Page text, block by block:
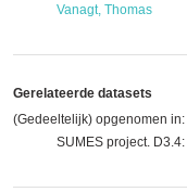
Vanagt, Thomas
Gerelateerde datasets
(Gedeeltelijk) opgenomen in:
SUMES project.